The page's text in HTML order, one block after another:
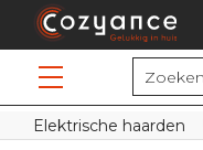
Elektrische haarden